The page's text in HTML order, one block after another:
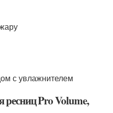
с увлажнителем
Pro Volume,